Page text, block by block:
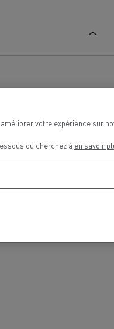
votre expérience sur
ou cherchez à en savoir